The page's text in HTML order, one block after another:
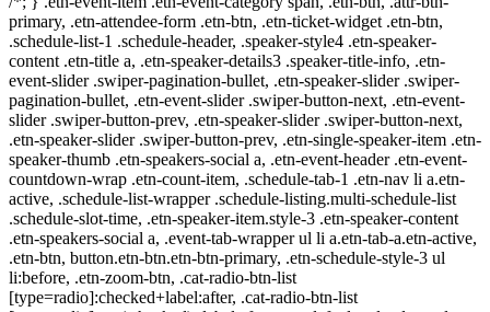
primary, .etn-attendee-form .etn-btn, .etn-ticket-widget .etn-btn,
.schedule-list-1 .schedule-header, .speaker-style4 .etn-speaker-
content .etn-title a, .etn-speaker-details3 .speaker-title-info, .etn-
event-slider .swiper-pagination-bullet, .etn-speaker-slider .swiper-
pagination-bullet, .etn-event-slider .swiper-button-next, .etn-event-
slider .swiper-button-prev, .etn-speaker-slider .swiper-button-next,
.etn-speaker-slider .swiper-button-prev, .etn-single-speaker-item .etn-
speaker-thumb .etn-speakers-social a, .etn-event-header .etn-event-
countdown-wrap .etn-count-item, .schedule-tab-1 .etn-nav li a.etn-
active, .schedule-list-wrapper .schedule-listing.multi-schedule-list
.schedule-slot-time, .etn-speaker-item.style-3 .etn-speaker-content
.etn-speakers-social a, .event-tab-wrapper ul li a.etn-tab-a.etn-active,
.etn-btn, button.etn-btn.etn-btn-primary, .etn-schedule-style-3 ul
li:before, .etn-zoom-btn, .cat-radio-btn-list
[type=radio]:checked+label:after, .cat-radio-btn-list